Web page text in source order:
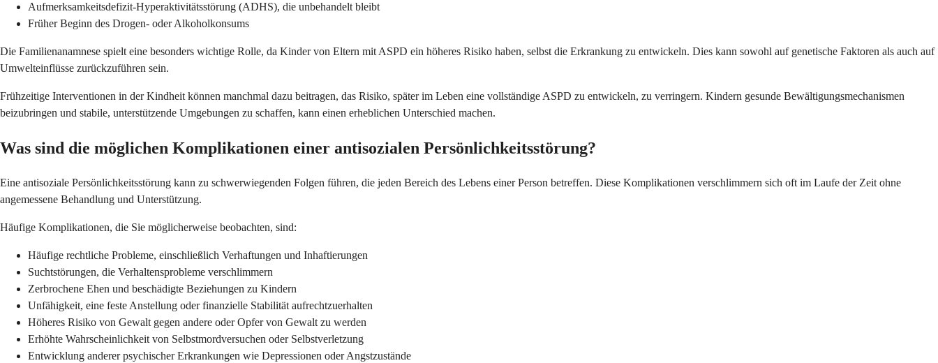
Aufmerksamkeitsdefizit-Hyperaktivitätsstörung (ADHS), die unbehandelt bleibt
Früher Beginn des Drogen- oder Alkoholkonsums
Die Familienanamnese spielt eine besonders wichtige Rolle, da Kinder von Eltern mit ASPD ein höheres Risiko haben, selbst die Erkrankung zu entwickeln. Dies kann sowohl auf genetische Faktoren als auch auf
Umwelteinflüsse zurückzuführen sein.
Frühzeitige Interventionen in der Kindheit können manchmal dazu beitragen, das Risiko, später im Leben eine vollständige ASPD zu entwickeln, zu verringern. Kindern gesunde Bewältigungsmechanismen
beizubringen und stabile, unterstützende Umgebungen zu schaffen, kann einen erheblichen Unterschied machen.
Was sind die möglichen Komplikationen einer antisozialen Persönlichkeitsstörung?
Eine antisoziale Persönlichkeitsstörung kann zu schwerwiegenden Folgen führen, die jeden Bereich des Lebens einer Person betreffen. Diese Komplikationen verschlimmern sich oft im Laufe der Zeit ohne
angemessene Behandlung und Unterstützung.
Häufige Komplikationen, die Sie möglicherweise beobachten, sind:
Häufige rechtliche Probleme, einschließlich Verhaftungen und Inhaftierungen
Suchtstörungen, die Verhaltensprobleme verschlimmern
Zerbrochene Ehen und beschädigte Beziehungen zu Kindern
Unfähigkeit, eine feste Anstellung oder finanzielle Stabilität aufrechtzuerhalten
Höheres Risiko von Gewalt gegen andere oder Opfer von Gewalt zu werden
Erhöhte Wahrscheinlichkeit von Selbstmordversuchen oder Selbstverletzung
Entwicklung anderer psychischer Erkrankungen wie Depressionen oder Angstzustände